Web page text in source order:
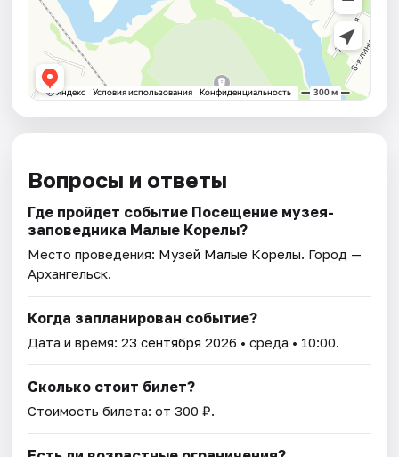
Вопросы и ответы
Где пройдет событие Посещение музея-
заповедника Малые Корелы?
Место проведения: Музей Малые Корелы. Город —
Архангельск.
Когда запланирован событие?
Дата и время:23 сентября 2026 • среда • 10:00.
Сколько стоит билет?
Стоимость билета: от 300 ₽.